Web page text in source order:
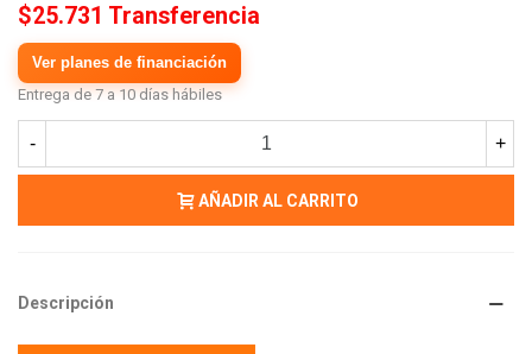
$25.731 Transferencia
Ver planes de financiación
Entrega de 7 a 10 días hábiles
- +
AÑADIR AL CARRITO
Descripción